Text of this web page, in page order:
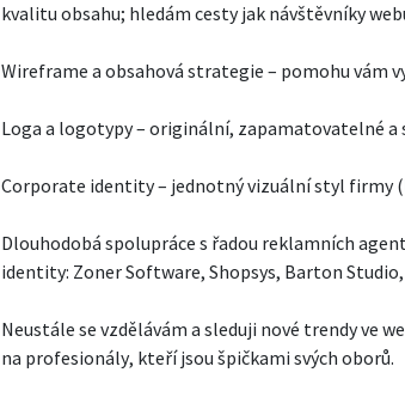
kvalitu obsahu; hledám cesty jak návštěvníky
Wireframe a obsahová strategie – pomohu vám
Loga a logotypy – originální, zapamatovatelné
Corporate identity – jednotný vizuální styl firmy
Dlouhodobá spolupráce s řadou reklamních
identity: Zoner Software, Shopsys, Barton Studio,
Neustále se vzdělávám a sleduji nové trendy ve
na profesionály, kteří jsou špičkami svých oborů.